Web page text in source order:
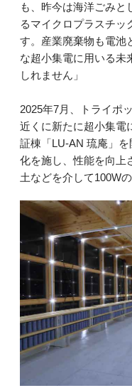
も、昨今は海洋ごみと
るマイクロプラスチッ
す。産業廃棄物も電池
な超小集電に用いる未
しれません」
2025年7月、トライポ
近くに新たに超小集電
証棟「LU-AN 琉庵」
化を施し、性能を向上
土などを介して100W